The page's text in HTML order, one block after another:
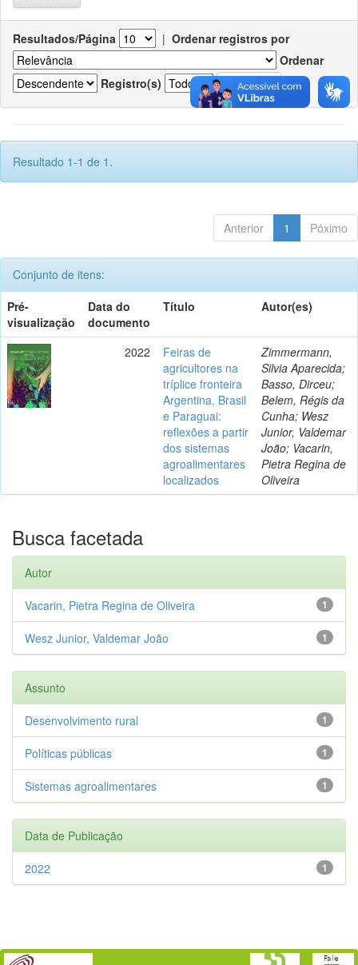
Resultados/Página | Ordenar registros por
Ordenar
Registro(s)
Resultado 1-1 de 1.
Anterior 1 Póximo
Conjunto de itens:
Pré-
visualização
Data do
documento
Título Autor(es)
2022
Feiras de
agricultores na
tríplice fronteira
Argentina, Brasil
e Paraguai:
reflexões a partir
dos sistemas
agroalimentares
localizados
Zimmermann,
Silvia Aparecida;
Basso, Dirceu;
Belem, Régis da
Cunha; Wesz
Junior, Valdemar
João; Vacarin,
Pietra Regina de
Oliveira
Busca facetada
Autor
1
Vacarin, Pietra Regina de Oliveira
1
Wesz Junior, Valdemar João
Assunto
1
Desenvolvimento rural
1
Políticas públicas
1
Sistemas agroalimentares
Data de Publicação
1
2022